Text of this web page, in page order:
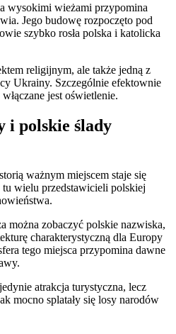
wysokimi wieżami przypomina
Jego budowę rozpoczęto pod
szybko rosła polska i katolicka
religijnym, ale także jedną z
Ukrainy. Szczególnie efektownie
jest oświetlenie.
i polskie ślady
ważnym miejscem staje się
wielu przedstawicieli polskiej
można zobaczyć polskie nazwiska,
charakterystyczną dla Europy
tego miejsca przypomina dawne
atrakcja turystyczna, lecz
mocno splatały się losy narodów